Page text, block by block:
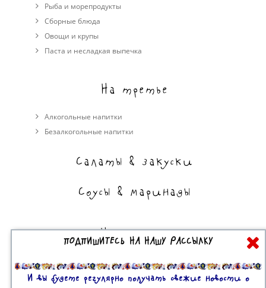
Рыба и морепродукты
Сборные блюда
Овощи и крупы
Паста и несладкая выпечка
На третье
Алкогольные напитки
Безалкогольные напитки
Салаты & закуски
Соусы & маринады
На сладкое
Торты, пирожные, выпечка
Десерты
ПОДПИШИТЕСЬ НА НАШУ РАССЫЛКУ
И вы будете регулярно получать свежие новости о